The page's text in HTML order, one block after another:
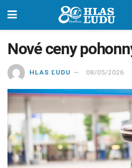
Nové ceny
HLAS ĽUDU 08/05/2026